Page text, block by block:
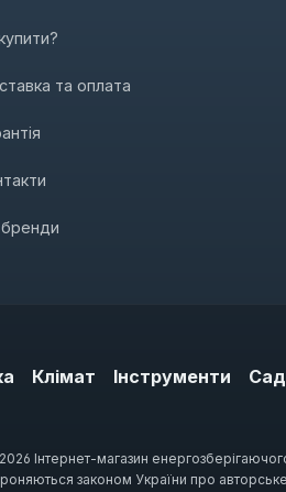
та оплата
бренди
Клімат Інструменти
Інтернет-магазин
законом України про